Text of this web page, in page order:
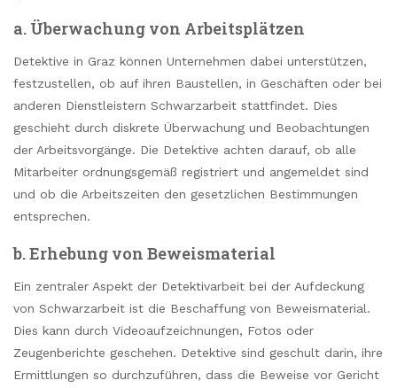
a. Überwachung von Arbeitsplätzen
Detektive in Graz können Unternehmen dabei unterstützen,
festzustellen, ob auf ihren Baustellen, in Geschäften oder bei
anderen Dienstleistern Schwarzarbeit stattfindet. Dies
geschieht durch diskrete Überwachung und Beobachtungen
der Arbeitsvorgänge. Die Detektive achten darauf, ob alle
Mitarbeiter ordnungsgemäß registriert und angemeldet sind
und ob die Arbeitszeiten den gesetzlichen Bestimmungen
entsprechen.
b. Erhebung von Beweismaterial
Ein zentraler Aspekt der Detektivarbeit bei der Aufdeckung
von Schwarzarbeit ist die Beschaffung von Beweismaterial.
Dies kann durch Videoaufzeichnungen, Fotos oder
Zeugenberichte geschehen. Detektive sind geschult darin, ihre
Ermittlungen so durchzuführen, dass die Beweise vor Gericht